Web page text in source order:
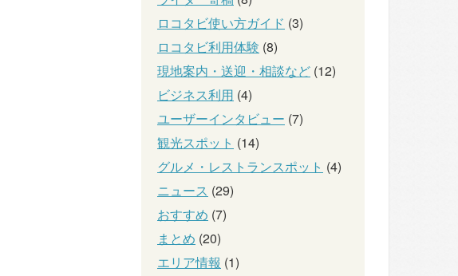
ロコタビ使い方ガイド (3)
ロコタビ利用体験 (8)
現地案内・送迎・相談など (12)
ビジネス利用 (4)
ユーザーインタビュー (7)
観光スポット (14)
グルメ・レストランスポット (4)
ニュース (29)
おすすめ (7)
まとめ (20)
エリア情報 (1)